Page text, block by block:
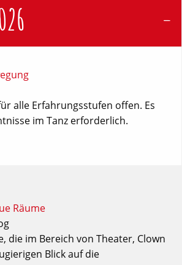
alle Erfahrungsstufen offen. Es
im Tanz erforderlich.
Räume
die im Bereich von Theater, Clown
Blick auf die